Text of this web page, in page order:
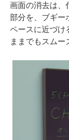
画面の消去は、
部分を、ブギー
ペースに近づけ
ままでもスムー